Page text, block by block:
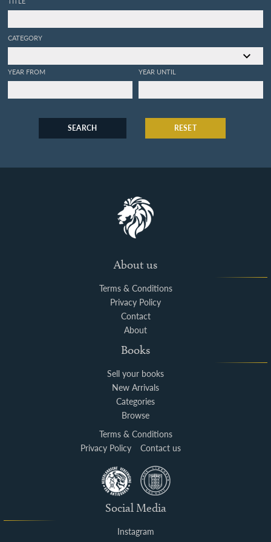
CATEGORY
YEAR FROM YEAR UNTIL
SEARCH RESET
About us
Terms & Conditions
Privacy Policy
Contact
About
Books
Sell your books
New Arrivals
Categories
Browse
Terms & Conditions
Privacy Policy
Contact us
Social Media
Instagram